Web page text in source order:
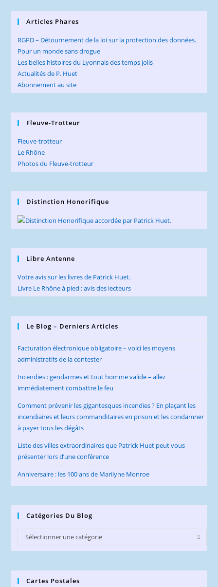
Articles Phares
RGPD – Détournement de la loi sur la protection des données.
Pour un monde sans drogue
Les belles histoires du Lyonnais des temps jolis
Actualités de P. Huet
Abonnement au site
Fleuve-Trotteur
Fleuve-trotteur
Le Rhône
Photos du Fleuve-trotteur
Distinction Honorifique
Libre Antenne
Votre avis sur les livres de Patrick Huet.
Livre Le Rhône à pied : avis des lecteurs
Le Blog – Derniers Articles
Facturation électronique obligatoire – voici les moyens
administratifs de la contester
Incendies : gendarmes et tout homme valide – allez
immédiatement combattre le feu
Comment prévenir les gigantesques incendies ? En plaçant les
incendiaires et leurs commanditaires en prison et les condamner
à payer tous les dégâts
Liste des villes extraordinaires que Patrick Huet peut vous
présenter lors d’une conférence
Anniversaire : les 100 ans de Marilyne Monroe
Catégories Du Blog
Catégories
du
Sélectionner une catégorie
Cartes Postales